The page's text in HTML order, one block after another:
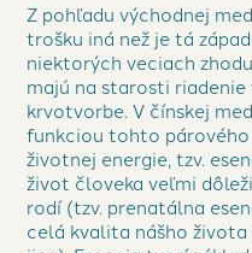
Z pohľadu východnej
trošku iná než je tá
niektorých veciach
majú na starosti riadenie
krvotvorbe. V čínskej
funkciou tohto
životnej energie, tzv.
život človeka veľmi
rodí (tzv. prenatálna
celá kvalita nášho